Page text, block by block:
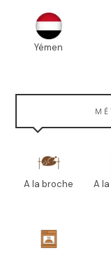
Yémen
A la broche A